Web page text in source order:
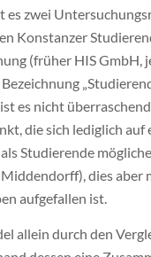
zwei
Konstanzer
(früher HIS GmbH,
es nicht
die sich lediglich auf
Studierende
dies aber
aufgefallen ist.
allein durch den